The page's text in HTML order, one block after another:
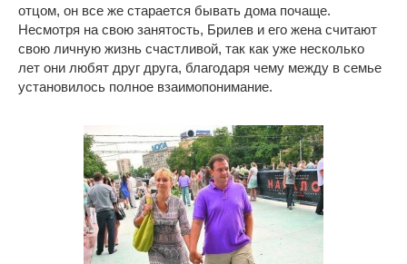
отцом, он все же старается бывать дома почаще.
Несмотря на свою занятость, Брилев и его жена считают
свою личную жизнь счастливой, так как уже несколько
лет они любят друг друга, благодаря чему между в семье
установилось полное взаимопонимание.